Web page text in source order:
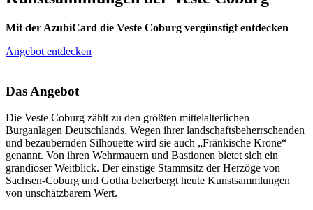
Mit der AzubiCard die Veste Coburg vergünstigt entdecken
Angebot entdecken
Das Angebot
Die Veste Coburg zählt zu den größten mittelalterlichen
Burganlagen Deutschlands. Wegen ihrer landschaftsbeherrschenden
und bezaubernden Silhouette wird sie auch „Fränkische Krone“
genannt. Von ihren Wehrmauern und Bastionen bietet sich ein
grandioser Weitblick. Der einstige Stammsitz der Herzöge von
Sachsen-Coburg und Gotha beherbergt heute Kunstsammlungen
von unschätzbarem Wert.